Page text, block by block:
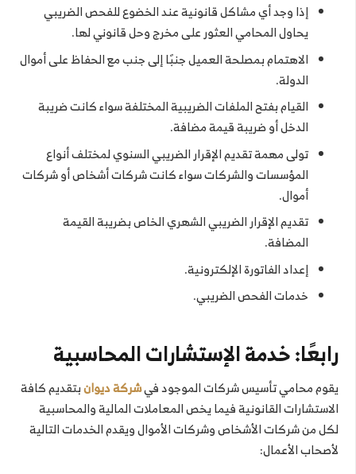
إذا وجد أي مشاكل قانونية عند الخضوع للفحص الضريبي
يحاول المحامي العثور على مخرج وحل قانوني لها.
الاهتمام بمصلحة العميل جنبًا إلى جنب مع الحفاظ على أموال
الدولة.
القيام بفتح الملفات الضريبية المختلفة سواء كانت ضريبة
الدخل أو ضريبة قيمة مضافة.
تولى مهمة تقديم الإقرار الضريبي السنوي لمختلف أنواع
المؤسسات والشركات سواء كانت شركات أشخاص أو شركات
أموال.
تقديم الإقرار الضريبي الشهري الخاص بضريبة القيمة
المضافة.
إعداد الفاتورة الإلكترونية.
خدمات الفحص الضريبي.
رابعًا: خدمة الإستشارات المحاسبية
يقوم محامي تأسيس شركات الموجود فيشركة ديوانبتقديم كافة
الاستشارات القانونية فيما يخص المعاملات المالية والمحاسبية
لكل من شركات الأشخاص وشركات الأموال ويقدم الخدمات التالية
لأصحاب الأعمال: